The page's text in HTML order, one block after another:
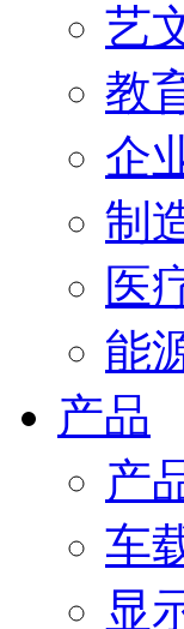
艺
教
企
制
医
能
产品
产
车
显